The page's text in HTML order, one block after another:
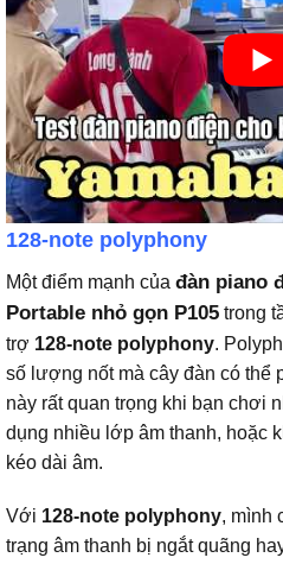
128-note polyphony
Một điểm mạnh của đàn piano
Portable nhỏ gọn P105 trong
trợ 128-note polyphony.
số lượng nốt mà cây đàn có thể
này rất quan trọng khi bạn chơi
dụng nhiều lớp âm thanh, hoặc
kéo dài âm.
Với 128-note polyphony, mình
trạng âm thanh bị ngắt quãng